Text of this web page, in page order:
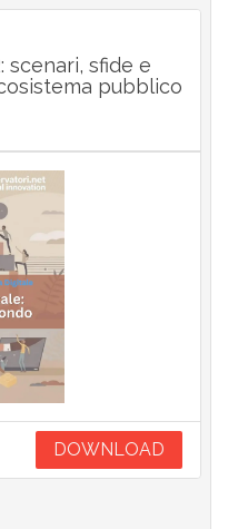
scenari, sfide e
pubblico
DOWNLOAD